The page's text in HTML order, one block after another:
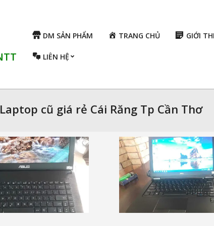
DM SẢN PHẨM TRANG CHỦ GIỚI
LIÊN HỆ
Laptop cũ giá rẻ Cái Răng Tp Cần Thơ